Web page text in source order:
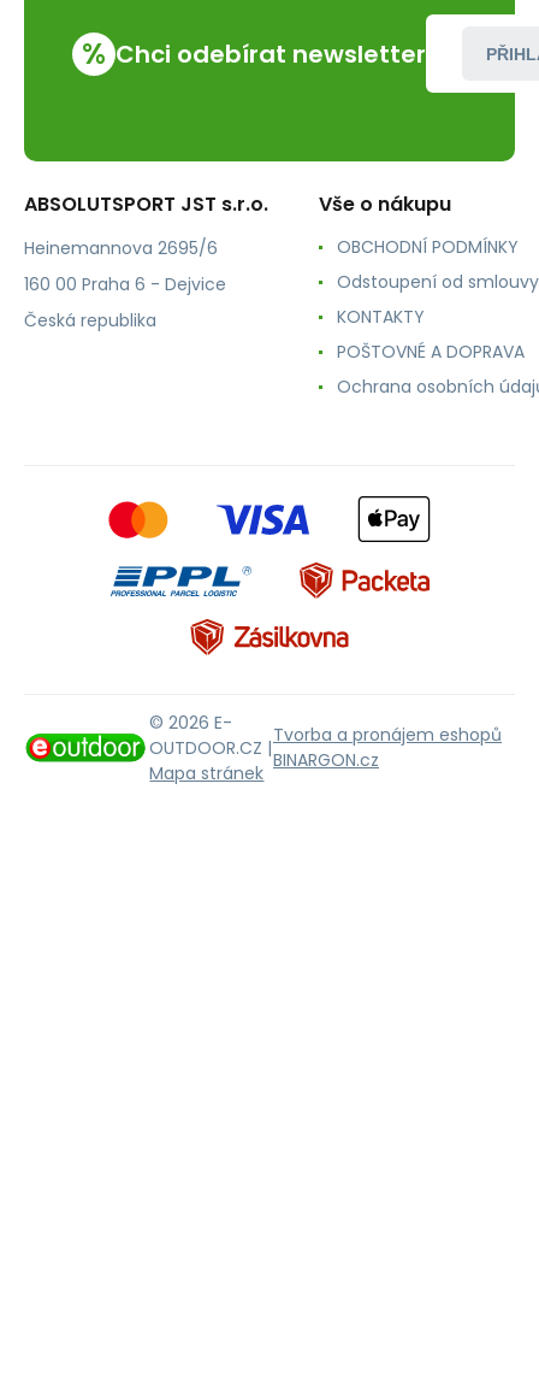
% Chci odebírat newsletter
ABSOLUTSPORT JST s.r.o.
Heinemannova 2695/6
160 00 Praha 6 - Dejvice
Česká republika
Vše o nákupu
OBCHODNÍ PODMÍNKY
Odstoupení od smlouvy
KONTAKTY
POŠTOVNÉ A DOPRAVA
Ochrana osobních
© 2026 E-
OUTDOOR.CZ |
Mapa stránek
Tvorba a pronájem eshopů
BINARGON.cz